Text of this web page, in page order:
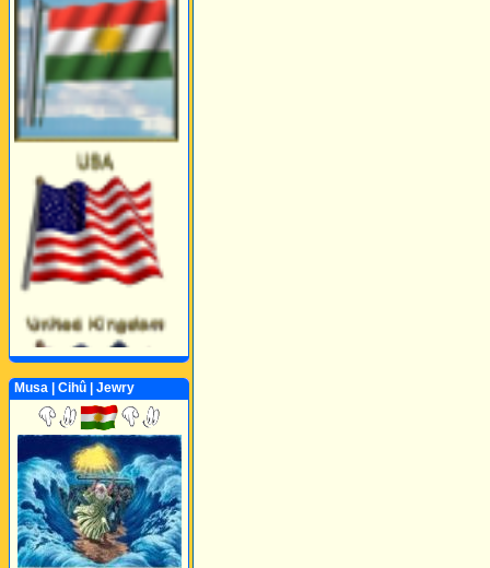
Perwerde ya Zimanê
Kurdî û Îngîlîzî
Musa | Cihû | Jewry